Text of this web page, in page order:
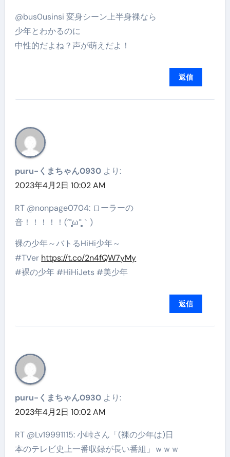
@bus0usinsi 変身シーン上半身裸なら
少年とわかるのに
中性的だよね？声が萌えだよ！
返信
puru-くまちゃん0930 より:
2023年4月2日 10:02 AM
RT @nonpage0704: ローラーの
音！！！！！(´°̥̥̥̥̥̥̥̥ω°̥̥̥̥̥̥̥̥｀)
裸の少年～バトるHiHi少年～
#TVer https://t.co/2n4fQW7yMy
#裸の少年 #HiHiJets #美少年
返信
puru-くまちゃん0930 より:
2023年4月2日 10:02 AM
RT @Lv19991115: 小峠さん「(裸の少年は)日
本のテレビ史上一番収録が長い番組」ｗｗｗ